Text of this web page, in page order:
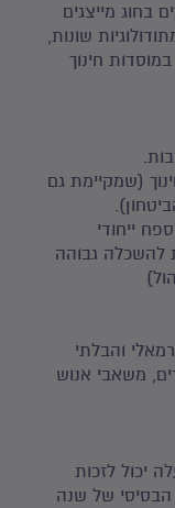
בחוג מייצגים
שונות,
חינוך
(שמקיימת גם
ייחודי
להשכלה גבוהה
והבלתי
משאבי אנוש
בציון 600 ומעלה יכול לזכות
50% משכ"ל הבסיסי של שנה